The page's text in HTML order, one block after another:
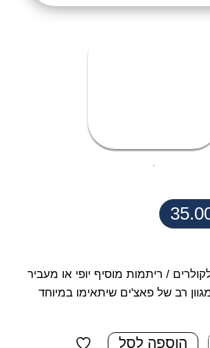
/ ריתמות מוסיף יופי או מעביר
רב של פאצ'ים שיתאימו במיוחד
הוספה לסל